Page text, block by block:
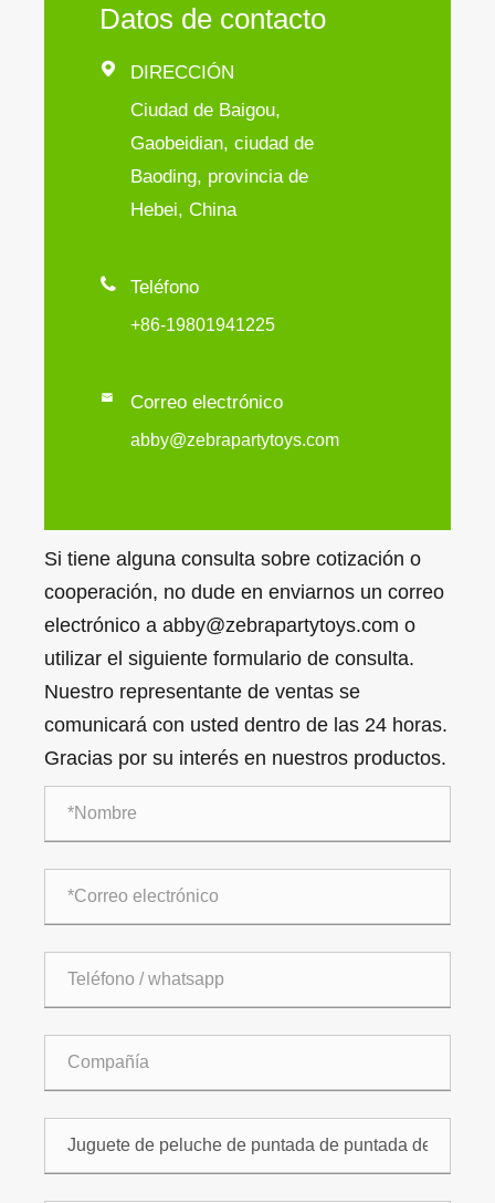
Datos de contacto

DIRECCIÓN
Ciudad de Baigou,
Gaobeidian, ciudad de
Baoding, provincia de
Hebei, China
 Teléfono
+86-19801941225
 Correo electrónico
abby@zebrapartytoys.com
Si tiene alguna consulta sobre cotización o
cooperación, no dude en enviarnos un correo
electrónico a abby@zebrapartytoys.com o
utilizar el siguiente formulario de consulta.
Nuestro representante de ventas se
comunicará con usted dentro de las 24 horas.
Gracias por su interés en nuestros productos.